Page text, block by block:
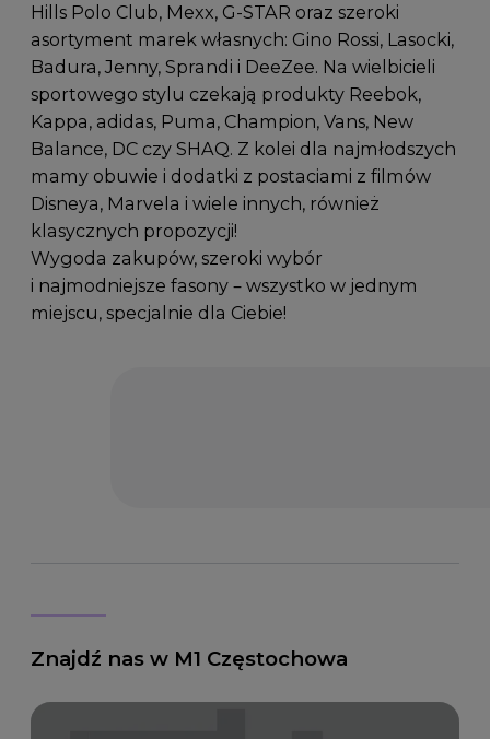
Hills Polo Club, Mexx, G-STAR oraz szeroki
asortyment marek własnych: Gino Rossi, Lasocki,
Badura, Jenny, Sprandi i DeeZee. Na wielbicieli
sportowego stylu czekają produkty Reebok,
Kappa, adidas, Puma, Champion, Vans, New
Balance, DC czy SHAQ. Z kolei dla najmłodszych
mamy obuwie i dodatki z postaciami z filmów
Disneya, Marvela i wiele innych, również
klasycznych propozycji!
Wygoda zakupów, szeroki wybór
i najmodniejsze fasony – wszystko w jednym
miejscu, specjalnie dla Ciebie!
Znajdź nas w M1 Częstochowa